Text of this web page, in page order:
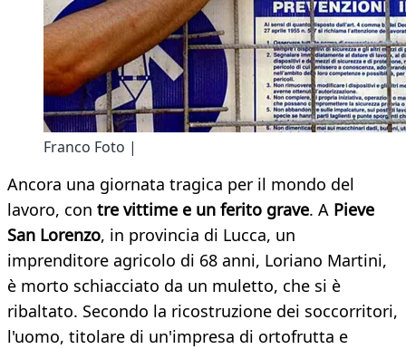
Franco Foto |
Ancora una giornata tragica per il mondo del
lavoro, con tre vittime e un ferito grave. A Pieve
San Lorenzo, in provincia di Lucca, un
imprenditore agricolo di 68 anni, Loriano Martini,
è morto schiacciato da un muletto, che si è
ribaltato. Secondo la ricostruzione dei soccorritori,
l'uomo, titolare di un'impresa di ortofrutta e